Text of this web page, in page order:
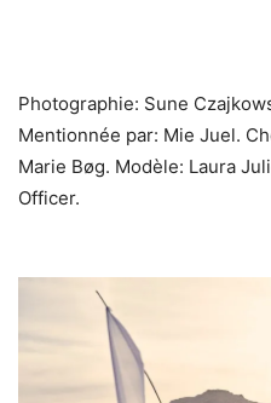
Photographie: Sune
Mentionnée par: Mie Juel.
Marie Bøg. Modèle: Laura
Officer.